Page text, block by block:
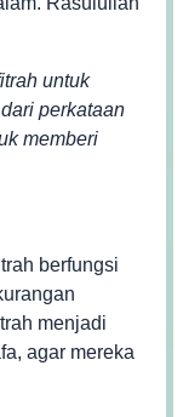
untuk
perkataan
memberi
berfungsi
menjadi
agar mereka